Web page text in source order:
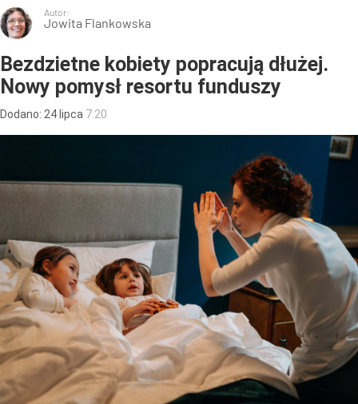
Autor:
Jowita Flankowska
Bezdzietne kobiety popracują dłużej.
Nowy pomysł resortu funduszy
Dodano: 24 lipca 7:20